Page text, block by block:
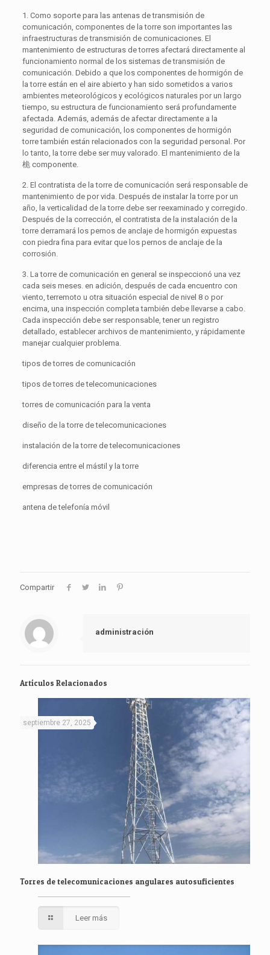
1. Como soporte para las antenas de transmisión de
comunicación, componentes de la torre son importantes las
infraestructuras de transmisión de comunicaciones. El
mantenimiento de estructuras de torres afectará directamente al
funcionamiento normal de los sistemas de transmisión de
comunicación. Debido a que los componentes de hormigón de
la torre están en el aire abierto y han sido sometidos a varios
ambientes meteorológicos y ecológicos naturales por un largo
tiempo, su estructura de funcionamiento será profundamente
afectada. Además, además de afectar directamente a la
seguridad de comunicación, los componentes de hormigón
torre también están relacionados con la seguridad personal. Por
lo tanto, la torre debe ser muy valorado. El mantenimiento de la
桅 componente.
2. El contratista de la torre de comunicación será responsable de
mantenimiento de por vida. Después de instalar la torre por un
año, la verticalidad de la torre debe ser reexaminado y corregido.
Después de la corrección, el contratista de la instalación de la
torre derramará los pernos de anclaje de hormigón expuestas
con piedra fina para evitar que los pernos de anclaje de la
corrosión.
3. La torre de comunicación en general se inspeccionó una vez
cada seis meses. en adición, después de cada encuentro con
viento, terremoto u otra situación especial de nivel 8 o por
encima, una inspección completa también debe llevarse a cabo.
Cada inspección debe ser responsable, tener un registro
detallado, establecer archivos de mantenimiento, y rápidamente
manejar cualquier problema.
tipos de torres de comunicación
tipos de torres de telecomunicaciones
torres de comunicación para la venta
diseño de la torre de telecomunicaciones
instalación de la torre de telecomunicaciones
diferencia entre el mástil y la torre
empresas de torres de comunicación
antena de telefonía móvil
Compartir
administración
Artículos Relacionados
septiembre 27, 2025
Torres de telecomunicaciones angulares autosuficientes
Leer más